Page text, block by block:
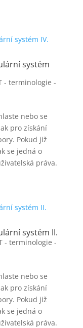
systém
- terminologie -
nebo se
pro získání
Pokud již
se jedná o
práva.
systém II.
- terminologie -
nebo se
pro získání
Pokud již
se jedná o
práva.